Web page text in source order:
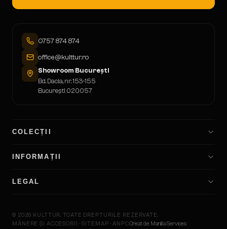
0757 874 874
office@kulttur.ro
Showroom București
Bd. Dacia, nr. 153-155
București 020057
COLECȚII
INFORMAȚII
LEGAL
© 2026 KULTTUR. TOATE DREPTURILE REZERVATE.
MÂNERE ȘI ACCESORII · SITEMAP · ANPCCreat de Manilla Services